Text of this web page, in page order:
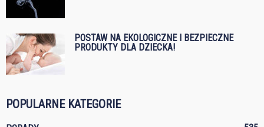
POSTAW NA EKOLOGICZNE I BEZPIECZNE
PRODUKTY DLA DZIECKA!
POPULARNE KATEGORIE